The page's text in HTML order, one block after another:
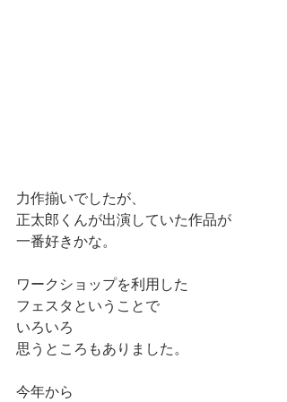
力作揃いでしたが、
正太郎くんが出演していた作品が
一番好きかな。
ワークショップを利用した
フェスタということで
いろいろ
思うところもありました。
今年から